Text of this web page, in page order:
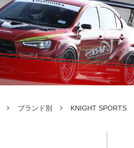
ブランド別 KNIGHT SPORTS